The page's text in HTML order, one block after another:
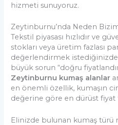
hizmeti sunuyoruz.
Zeytinburnu’nda Neden
Tekstil piyasası hızlıdır ve
stokları veya üretim fazlası
değerlendirmek istediğinizde,
büyük sorun “doğru
Zeytinburnu kumaş alanlar
en önemli özellik, kumaşın
değerine göre en dürüst fiyat
Elinizde bulunan kumaş türü